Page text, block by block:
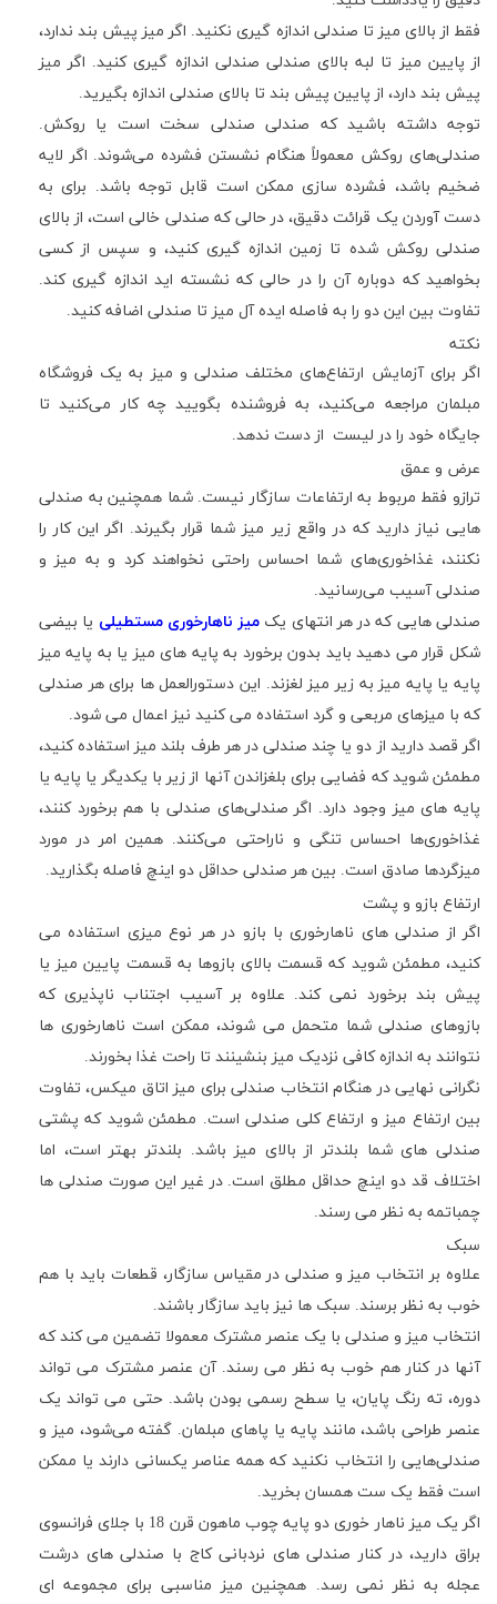
فقط از بالای میز تا صندلی اندازه گیری نکنید. اگر میز پیش بند ندارد،
از پایین میز تا لبه بالای صندلی صندلی اندازه گیری کنید. اگر میز
پیش بند دارد، از پایین پیش بند تا بالای صندلی اندازه بگیرید.
توجه داشته باشید که صندلی صندلی سخت است یا روکش.
صندلی‌های روکش معمولاً هنگام نشستن فشرده می‌شوند. اگر لایه
ضخیم باشد، فشرده سازی ممکن است قابل توجه باشد. برای به
دست آوردن یک قرائت دقیق، در حالی که صندلی خالی است، از بالای
صندلی روکش شده تا زمین اندازه گیری کنید، و سپس از کسی
بخواهید که دوباره آن را در حالی که نشسته اید اندازه گیری کند.
تفاوت بین این دو را به فاصله ایده آل میز تا صندلی اضافه کنید.
نکته
اگر برای آزمایش ارتفاع‌های مختلف صندلی و میز به یک فروشگاه
مبلمان مراجعه می‌کنید، به فروشنده بگویید چه کار می‌کنید تا
جایگاه خود را در لیست از دست ندهد.
عرض و عمق
ترازو فقط مربوط به ارتفاعات سازگار نیست. شما همچنین به صندلی
هایی نیاز دارید که در واقع زیر میز شما قرار بگیرند. اگر این کار را
نکنند، غذاخوری‌های شما احساس راحتی نخواهند کرد و به میز و
صندلی آسیب می‌رسانید.
صندلی هایی که در هر انتهای یک میز ناهارخوری مستطیلی یا بیضی
شکل قرار می دهید باید بدون برخورد به پایه های میز یا به پایه میز
پایه یا پایه میز به زیر میز لغزند. این دستورالعمل ها برای هر صندلی
که با میزهای مربعی و گرد استفاده می کنید نیز اعمال می شود.
اگر قصد دارید از دو یا چند صندلی در هر طرف بلند میز استفاده کنید،
مطمئن شوید که فضایی برای بلغزاندن آنها از زیر با یکدیگر یا پایه یا
پایه های میز وجود دارد. اگر صندلی‌های صندلی با هم برخورد کنند،
غذاخوری‌ها احساس تنگی و ناراحتی می‌کنند. همین امر در مورد
میزگردها صادق است. بین هر صندلی حداقل دو اینچ فاصله بگذارید.
ارتفاع بازو و پشت
اگر از صندلی های ناهارخوری با بازو در هر نوع میزی استفاده می
کنید، مطمئن شوید که قسمت بالای بازوها به قسمت پایین میز یا
پیش بند برخورد نمی کند. علاوه بر آسیب اجتناب ناپذیری که
بازوهای صندلی شما متحمل می شوند، ممکن است ناهارخوری ها
نتوانند به اندازه کافی نزدیک میز بنشینند تا راحت غذا بخورند.
نگرانی نهایی در هنگام انتخاب صندلی برای میز اتاق میکس، تفاوت
بین ارتفاع میز و ارتفاع کلی صندلی است. مطمئن شوید که پشتی
صندلی های شما بلندتر از بالای میز باشد. بلندتر بهتر است، اما
اختلاف قد دو اینچ حداقل مطلق است. در غیر این صورت صندلی ها
چمباتمه به نظر می رسند.
سبک
علاوه بر انتخاب میز و صندلی در مقیاس سازگار، قطعات باید با هم
خوب به نظر برسند. سبک ها نیز باید سازگار باشند.
انتخاب میز و صندلی با یک عنصر مشترک معمولا تضمین می کند که
آنها در کنار هم خوب به نظر می رسند. آن عنصر مشترک می تواند
دوره، ته رنگ پایان، یا سطح رسمی بودن باشد. حتی می تواند یک
عنصر طراحی باشد، مانند پایه یا پاهای مبلمان. گفته می‌شود، میز و
صندلی‌هایی را انتخاب نکنید که همه عناصر یکسانی دارند یا ممکن
است فقط یک ست همسان بخرید.
اگر یک میز ناهار خوری دو پایه چوب ماهون قرن 18 با جلای فرانسوی
براق دارید، در کنار صندلی های نردبانی کاج با صندلی های درشت
عجله به نظر نمی رسد. همچنین میز مناسبی برای مجموعه ای